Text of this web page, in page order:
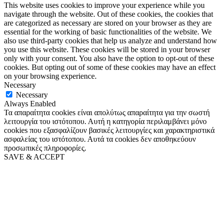
This website uses cookies to improve your experience while you
navigate through the website. Out of these cookies, the cookies that
are categorized as necessary are stored on your browser as they are
essential for the working of basic functionalities of the website. We
also use third-party cookies that help us analyze and understand how
you use this website. These cookies will be stored in your browser
only with your consent. You also have the option to opt-out of these
cookies. But opting out of some of these cookies may have an effect
on your browsing experience.
Necessary
Necessary
Always Enabled
Τα απαραίτητα cookies είναι απολύτως απαραίτητα για την σωστή
λειτουργία του ιστότοπου. Αυτή η κατηγορία περιλαμβάνει μόνο
cookies που εξασφαλίζουν βασικές λειτουργίες και χαρακτηριστικά
ασφαλείας του ιστότοπου. Αυτά τα cookies δεν αποθηκεύουν
προσωπικές πληροφορίες.
SAVE & ACCEPT